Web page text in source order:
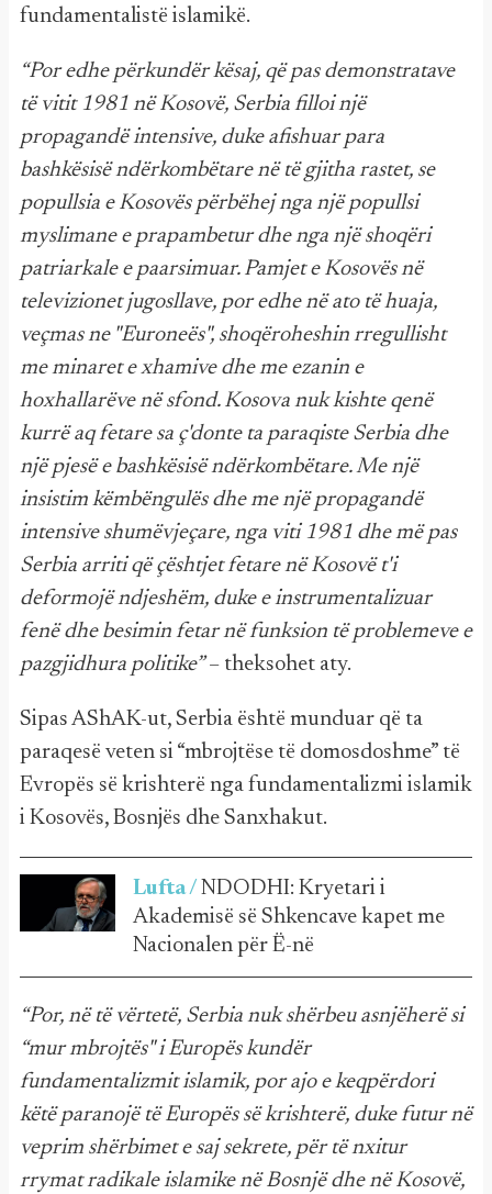
fundamentalistë islamikë.
“Por edhe përkundër kësaj, që pas demonstratave
të vitit 1981 në Kosovë, Serbia filloi një
propagandë intensive, duke afishuar para
bashkësisë ndërkombëtare në të gjitha rastet, se
popullsia e Kosovës përbëhej nga një popullsi
myslimane e prapambetur dhe nga një shoqëri
patriarkale e paarsimuar. Pamjet e Kosovës në
televizionet jugosllave, por edhe në ato të huaja,
veçmas ne "Euroneës", shoqëroheshin rregullisht
me minaret e xhamive dhe me ezanin e
hoxhallarëve në sfond. Kosova nuk kishte qenë
kurrë aq fetare sa ç'donte ta paraqiste Serbia dhe
një pjesë e bashkësisë ndërkombëtare. Me një
insistim këmbëngulës dhe me një propagandë
intensive shumëvjeçare, nga viti 1981 dhe më pas
Serbia arriti që çështjet fetare në Kosovë t'i
deformojë ndjeshëm, duke e instrumentalizuar
fenë dhe besimin fetar në funksion të problemeve e
pazgjidhura politike”– theksohet aty.
Sipas AShAK-ut, Serbia është munduar që ta
paraqesë veten si “mbrojtëse të domosdoshme” të
Evropës së krishterë nga fundamentalizmi islamik
i Kosovës, Bosnjës dhe Sanxhakut.
Lufta / NDODHI: Kryetari i
Akademisë së Shkencave kapet me
Nacionalen për Ë-në
“Por, në të vërtetë, Serbia nuk shërbeu asnjëherë si
“mur mbrojtës" i Europës kundër
fundamentalizmit islamik, por ajo e keqpërdori
këtë paranojë të Europës së krishterë, duke futur në
veprim shërbimet e saj sekrete, për të nxitur
rrymat radikale islamike në Bosnjë dhe në Kosovë,